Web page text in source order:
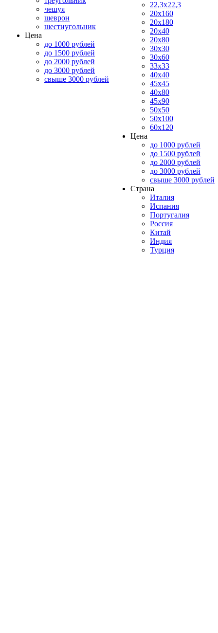
чешуя
шеврон
шестиугольник
Цена
до 1000 рублей
до 1500 рублей
до 2000 рублей
до 3000 рублей
свыше 3000 рублей
22,3x22,3
20x160
20x180
20x40
20x80
30x30
30x60
33x33
40x40
45x45
40x80
45x90
50x50
50x100
60x120
Цена
до 1000 рублей
до 1500 рублей
до 2000 рублей
до 3000 рублей
свыше 3000 рублей
Страна
Италия
Испания
Португалия
Россия
Китай
Индия
Турция